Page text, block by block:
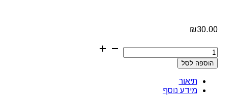
₪30.00
כמות
של
קרם
עשיר
וייחודי
הוספה לסל
תיאור
מידע נוסף